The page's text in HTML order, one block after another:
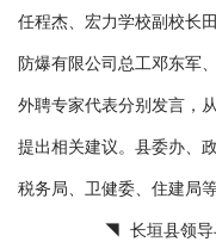
任程杰、宏力学校副校长
防爆有限公司总工邓东军
外聘专家代表分别发言，
提出相关建议。县委办、
税务局、卫健委、住建局
◥ 长垣县领导